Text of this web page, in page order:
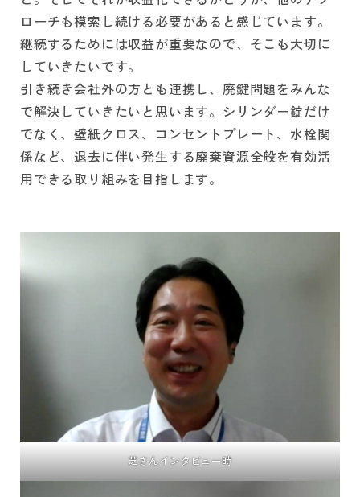
ローチも模索し続ける必要があると感じています。
継続するためには収益が重要なので、そこも大切に
していきたいです。
引き続き会社外の方とも連携し、廃鍵問題をみんな
で解決していきたいと思います。シリンダー錠だけ
でなく、壁紙クロス、コンセントプレート、水栓関
係など、退去に伴い発生する廃棄資源全般を有効活
用できる取り組みを目指します。
芝さんインタビュー時